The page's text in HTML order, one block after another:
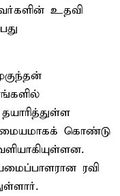
உதவி
கொண்டு
ரவி